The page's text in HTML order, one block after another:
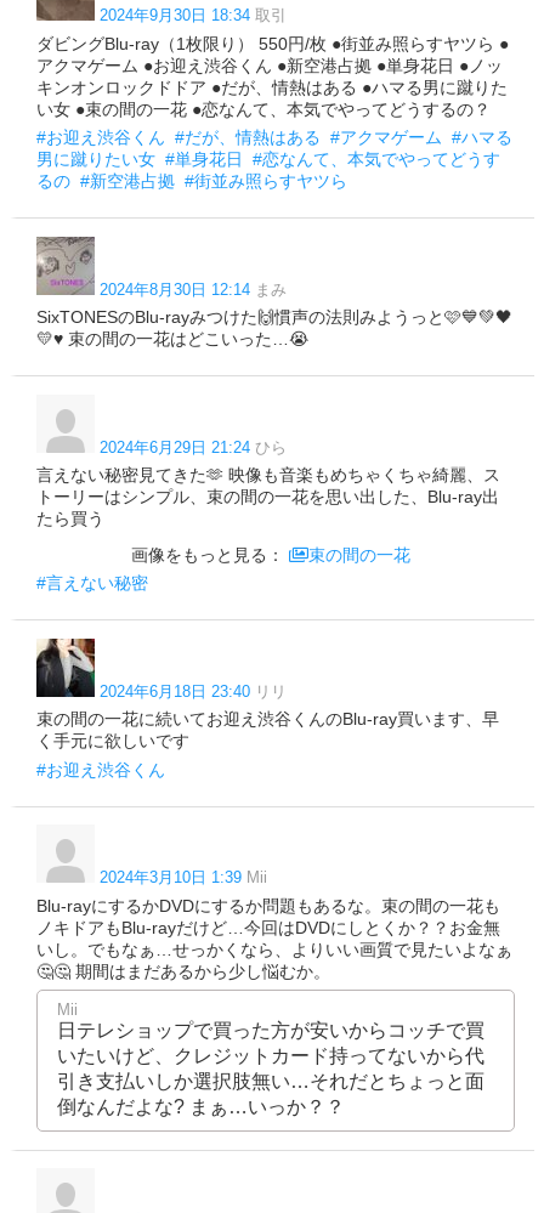
2024年9月30日 18:34 取引
ダビングBlu-ray（1枚限り） 550円/枚 ●街並み照らすヤツら ●
アクマゲーム ●お迎え渋谷くん ●新空港占拠 ●単身花日 ●ノッ
キンオンロックドドア ●だが、情熱はある ●ハマる男に蹴りた
い女 ●束の間の一花 ●恋なんて、本気でやってどうするの？
#お迎え渋谷くん #だが、情熱はある #アクマゲーム #ハマる
男に蹴りたい女 #単身花日
#恋なんて、本気でやってどうす
るの #新空港占拠 #街並み照らすヤツら
2024年8月30日 12:14 まみ
SixTONESのBlu-rayみつけた🙌慣声の法則みようっと🩷💙💚🖤
💛♥ 束の間の一花はどこいった…😭
2024年6月29日 21:24 ひら
言えない秘密見てきた🫶 映像も音楽もめちゃくちゃ綺麗、ス
トーリーはシンプル、束の間の一花を思い出した、Blu-ray出
たら買う
画像をもっと見る：
束の間の一花
#言えない秘密
2024年6月18日 23:40 リリ
束の間の一花に続いてお迎え渋谷くんのBlu-ray買います、早
く手元に欲しいです
#お迎え渋谷くん
2024年3月10日 1:39 Mii
Blu-rayにするかDVDにするか問題もあるな。束の間の一花も
ノキドアもBlu-rayだけど…今回はDVDにしとくか？？お金無
いし。でもなぁ…せっかくなら、よりいい画質で見たいよなぁ
🤔🤔 期間はまだあるから少し悩むか。
Mii
日テレショップで買った方が安いからコッチで買
いたいけど、クレジットカード持ってないから代
引き支払いしか選択肢無い…それだとちょっと面
倒なんだよな? まぁ…いっか？？